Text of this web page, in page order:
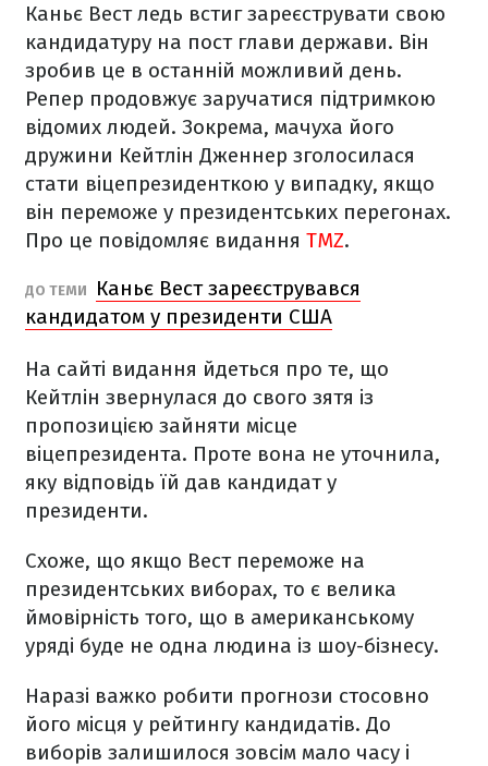
Каньє Вест ледь встиг зареєструвати свою
кандидатуру на пост глави держави. Він
зробив це в останній можливий день.
Репер продовжує заручатися підтримкою
відомих людей. Зокрема, мачуха його
дружини Кейтлін Дженнер зголосилася
стати віцепрезиденткою у випадку, якщо
він переможе у президентських перегонах.
Про це повідомляє видання TMZ.
ДО ТЕМИ
Каньє Вест зареєструвався
кандидатом у президенти США
На сайті видання йдеться про те, що
Кейтлін звернулася до свого зятя із
пропозицією зайняти місце
віцепрезидента. Проте вона не уточнила,
яку відповідь їй дав кандидат у
президенти.
Схоже, що якщо Вест переможе на
президентських виборах, то є велика
ймовірність того, що в американському
уряді буде не одна людина із шоу-бізнесу.
Наразі важко робити прогнози стосовно
його місця у рейтингу кандидатів. До
виборів залишилося зовсім мало часу і